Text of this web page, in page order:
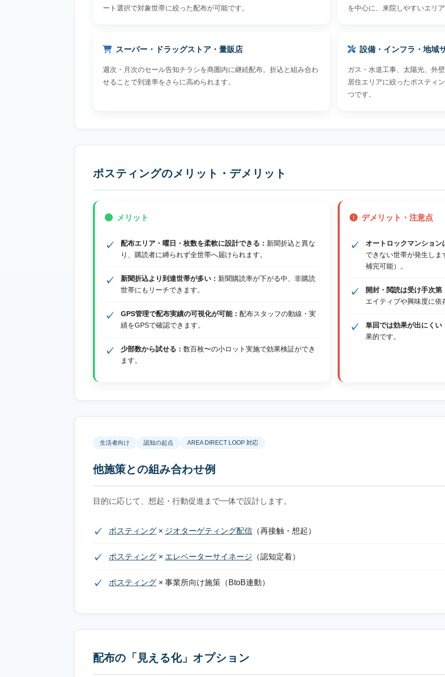
ート選択で対象世帯に絞った配布が可能です。
を中心に、来院しやすいエリ
スーパー・ドラッグストア・量販店
週次・月次のセール告知チラシを商圏内に継続配布。折込と組み合わ
せることで到達率をさらに高められます。
設備・インフラ・地域
ガス・水道工事、太陽光、外
居住エリアに絞ったポスティ
つです。
ポスティングのメリット・デメリット
メリット
配布エリア・曜日・枚数を柔軟に設計できる： 新聞折込と異な
り、購読者に縛られず全世帯へ届けられます。
新聞折込より到達世帯が多い： 新聞購読率が下がる中、非購読
世帯にもリーチできます。
GPS管理で配布実績の可視化が可能： 配布スタッフの動線・実
績をGPSで確認できます。
少部数から試せる： 数百枚〜の小ロット実施で効果検証ができ
ます。
デメリット・注意点
オートロックマンション
できない世帯が発生し
補完可能）。
開封・閲読は受け手次第
エイティブや興味度に依
単回では効果が出にくい
果的です。
生活者向け 認知の起点 AREA DIRECT LOOP 対応
他施策との組み合わせ例
目的に応じて、想起・行動促進まで一体で設計します。
ポスティング × ジオターゲティング配信 （再接触・想起）
ポスティング × エレベーターサイネージ （認知定着）
ポスティング × 事業所向け施策（BtoB連動）
配布の「見える化」オプション